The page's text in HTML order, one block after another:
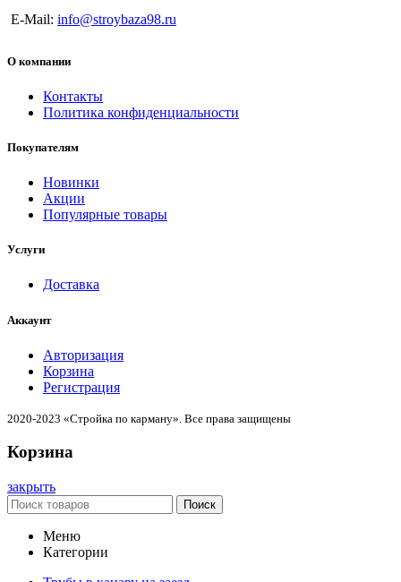
E-Mail: info@stroybaza98.ru
О компании
Контакты
Политика конфиденциальности
Покупателям
Новинки
Акции
Популярные товары
Услуги
Доставка
Аккаунт
Авторизация
Корзина
Регистрация
2020-2023 «Стройка по карману». Все права защищены
Корзина
закрыть
Поиск
Меню
Категории